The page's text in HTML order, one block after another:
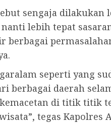
sengaja dilakukan
lebih tepat
berbagai
seperti yang
berbagai daerah
di titik titik
tegas Kapolres